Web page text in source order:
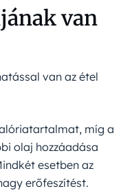
van
van az étel
míg a
olaj hozzáadása
esetben az
erőfeszítést.